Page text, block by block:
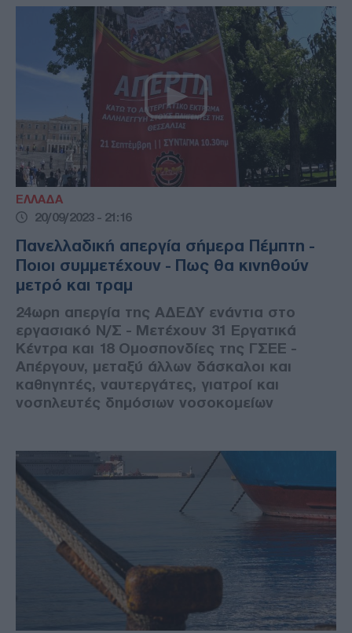
ΕΛΛΑΔΑ
20/09/2023 - 21:16
Πανελλαδική απεργία σήμερα Πέμπτη -
Ποιοι συμμετέχουν - Πως θα κινηθούν
μετρό και τραμ
24ωρη απεργία της ΑΔΕΔΥ ενάντια στο
εργασιακό Ν/Σ - Μετέχουν 31 Εργατικά
Κέντρα και 18 Ομοσπονδίες της ΓΣΕΕ -
Απέργουν, μεταξύ άλλων δάσκαλοι και
καθηγητές, ναυτεργάτες, γιατροί και
νοσηλευτές δημόσιων νοσοκομείων